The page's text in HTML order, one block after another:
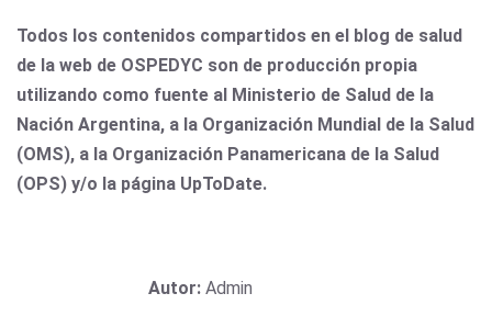
Todos los contenidos compartidos en el blog de salud
de la web de OSPEDYC son de producción propia
utilizando como fuente al Ministerio de Salud de la
Nación Argentina, a la Organización Mundial de la Salud
(OMS), a la Organización Panamericana de la Salud
(OPS) y/o la página UpToDate.
Autor: Admin